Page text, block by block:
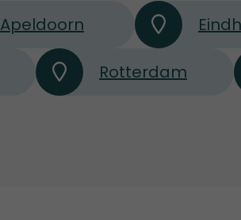
Apeldoorn
Rotterdam